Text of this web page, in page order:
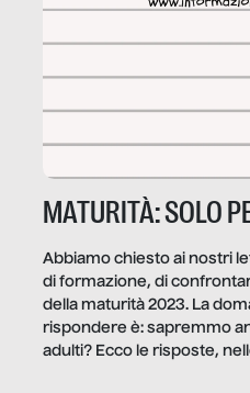
MATURITÀ: SOLO
Abbiamo chiesto ai nostri
di formazione, di
della maturità 2023. La
rispondere è: sapremmo
adulti? Ecco le risposte,